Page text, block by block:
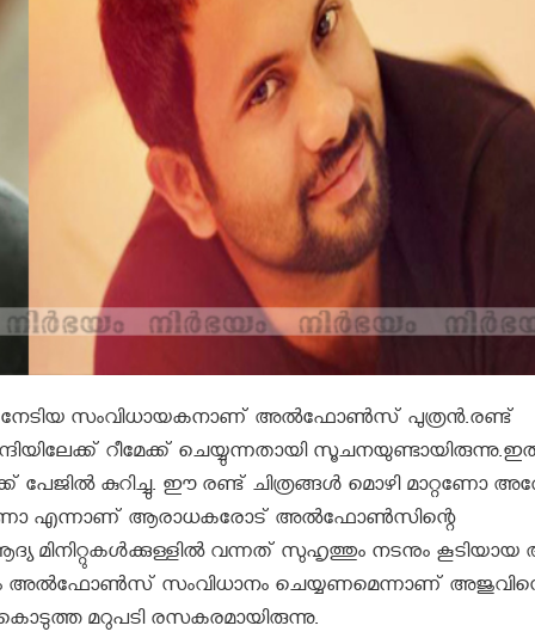
നേടിയ സംവിധായകനാണ് അല്‍ഫോണ്‍സ് പുത്രന്‍.രണ്ട്
റീമേക്ക് ചെയ്യുന്നതായി
കുറിച്ചു. ഈ രണ്ട് ചിത്രങ്ങള്‍ മൊഴി മാറ്റണോ
എന്നാണ് ആരാധകരോട് അല്‍ഫോണ്‍സിന്റെ
മിനിറ്റുകള്‍ക്കുള്ളില്‍ വന്നത് സുഹൃത്തും നടനും
അല്‍ഫോണ്‍സ് സംവിധാനം ചെയ്യണമെന്നാണ്
മറുപടി രസകരമായിരുന്നു.